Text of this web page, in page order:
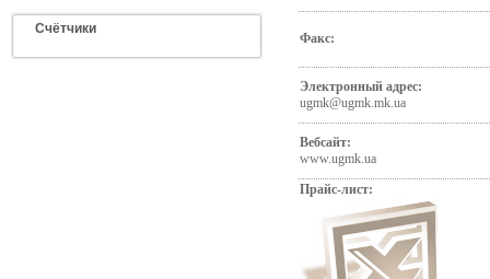
Счётчики
Факс:
Электронный адрес:
ugmk@ugmk.mk.ua
Вебсайт:
www.ugmk.ua
Прайс-лист: